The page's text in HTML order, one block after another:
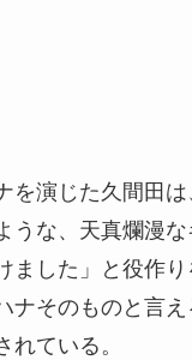
を演じた久間田
うな、天真爛漫
ました」と役作
ナそのものと言
れている。